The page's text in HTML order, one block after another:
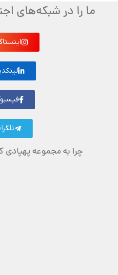
ما را در شبکه‌های
چرا به مجموعه پهپادی